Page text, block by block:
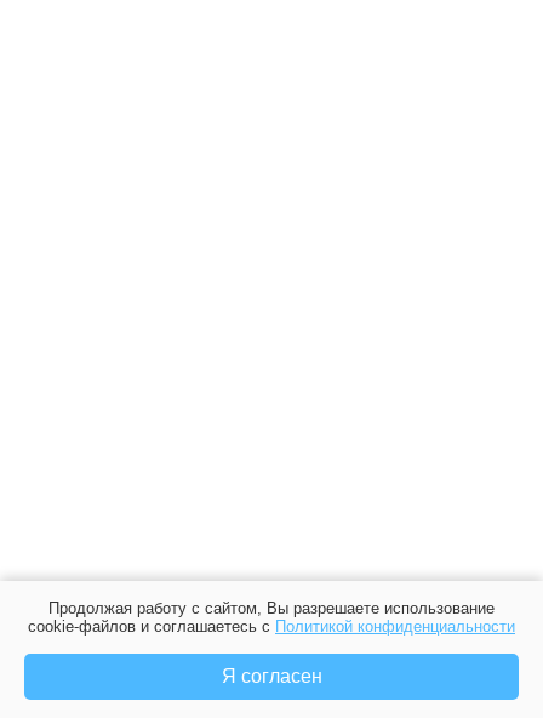
Продолжая работу с сайтом, Вы разрешаете использование
cookie-файлов и соглашаетесь с Политикой конфиденциальности
Я согласен